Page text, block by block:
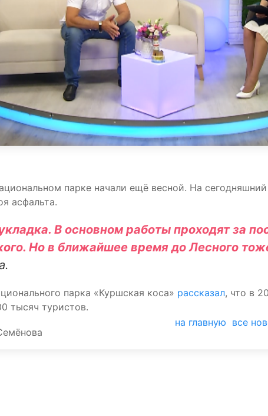
парке начали ещё весной. На
асфальта.
В основном работы проходят за
Но в ближайшее время до Лесного
парка «Куршская коса» рассказал, что в
тысяч туристов.
на главную все